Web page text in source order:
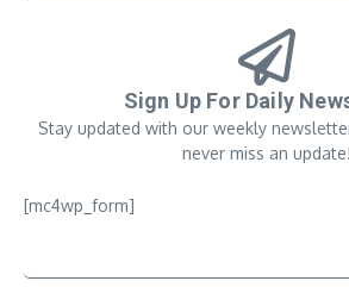
Sign Up For Daily
Stay updated with our weekly
never miss an update!
[mc4wp_form]